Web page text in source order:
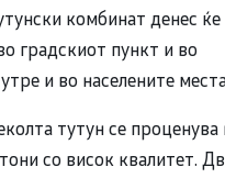
комбинат денес ќе
градскиот пункт и во
и во населените
тутун се проценува
со висок квалитет.